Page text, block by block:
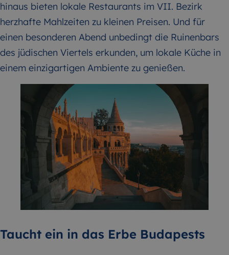
hinaus bieten lokale Restaurants im VII. Bezirk
herzhafte Mahlzeiten zu kleinen Preisen. Und für
einen besonderen Abend unbedingt die Ruinenbars
des jüdischen Viertels erkunden, um lokale Küche in
einem einzigartigen Ambiente zu genießen.
Taucht ein in das Erbe Budapests